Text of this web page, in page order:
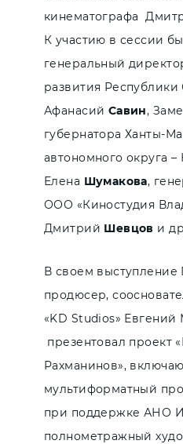
кинематографа
К участию в сессии
генеральный
развития Республики
Афанасий Савин,
губернатора Ханты-
автономного округа
Елена Шумакова,
ООО «Киностудия
Дмитрий Шевцов и
В своем выступление
продюсер,
«KD Studios» Евгений
презентовал проект
Рахманинов»,
мультиформатный
при поддержке АНО
полнометражный